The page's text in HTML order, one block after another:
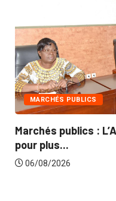
PUBLICS
publics : L’ARCOP
plus...
08/2026